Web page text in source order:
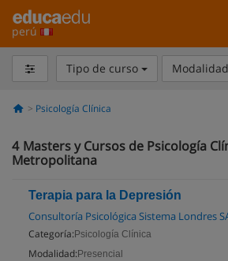
perú
Tipo de curso
Psicología Clínica
4 Masters y Cursos de Psicología
Metropolitana
Terapia para la Depresión
Consultoría Psicológica Sistema Londres
Categoría: Psicología Clínica
Modalidad: Presencial